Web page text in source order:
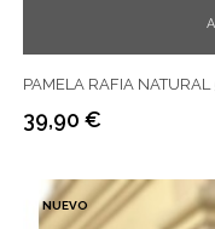
PAMELA RAFIA NATURAL
Precio
39,90 €
NUEVO